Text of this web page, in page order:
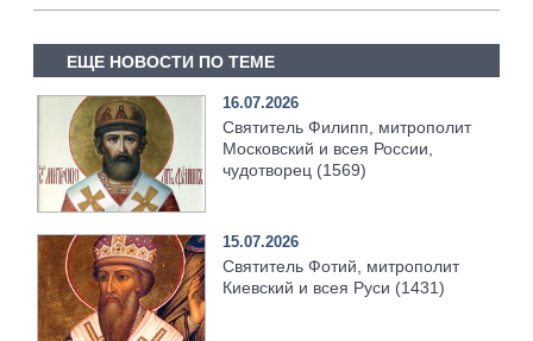
ЕЩЕ НОВОСТИ ПО ТЕМЕ
16.07.2026
Святитель Филипп, митрополит
Московский и всея России,
чудотворец (1569)
15.07.2026
Святитель Фотий, митрополит
Киевский и всея Руси (1431)